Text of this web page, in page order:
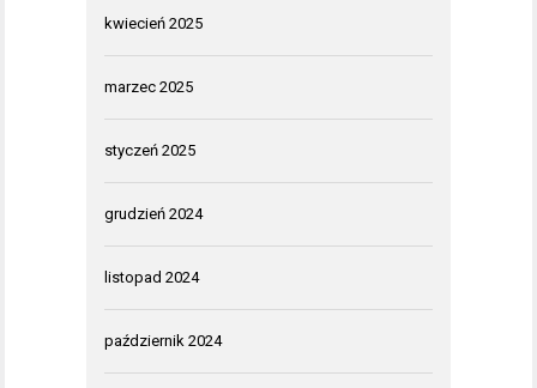
kwiecień 2025
marzec 2025
styczeń 2025
grudzień 2024
listopad 2024
październik 2024